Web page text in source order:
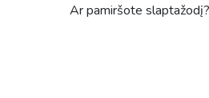
Ar pamiršote slaptažodį?